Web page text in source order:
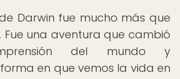
Darwin fue mucho más que
Fue una aventura que cambió
del mundo y
en que vemos la vida en